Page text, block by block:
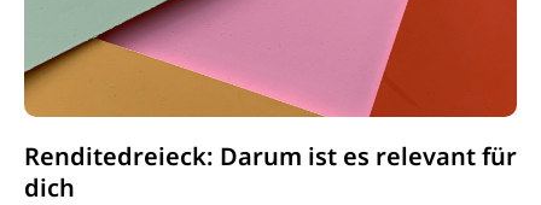
Renditedreieck: Darum ist es relevant für
dich